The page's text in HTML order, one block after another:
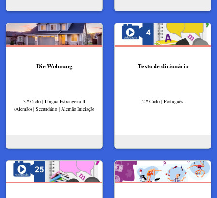
Die Wohnung
3.º Ciclo | Língua Estrangeira II
(Alemão) | Secundário | Alemão Iniciação
Texto de dicionário
2.º Ciclo | Português